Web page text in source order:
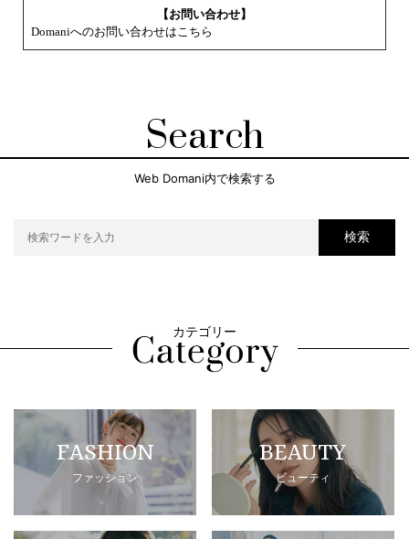
【お問い合わせ】
Domaniへのお問い合わせはこちら
Search
Web Domani内で検索する
検索
カテゴリー
FASHION
ファッション
BEAUTY
ビューティ